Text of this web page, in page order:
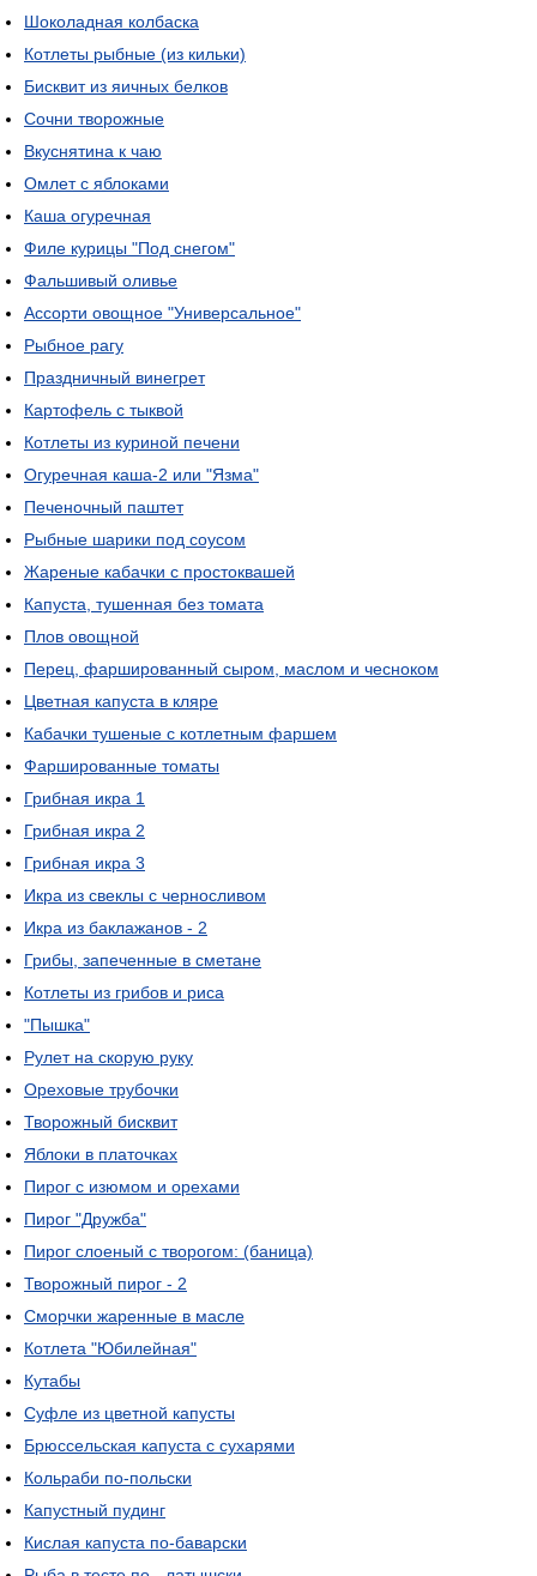
Шоколадная колбаска
Котлеты рыбные (из кильки)
Бисквит из яичных белков
Сочни творожные
Вкуснятина к чаю
Омлет с яблоками
Каша огуречная
Филе курицы "Под снегом"
Фальшивый оливье
Ассорти овощное "Универсальное"
Рыбное рагу
Праздничный винегрет
Картофель с тыквой
Котлеты из куриной печени
Огуречная каша-2 или "Язма"
Печеночный паштет
Рыбные шарики под соусом
Жареные кабачки с простоквашей
Капуста, тушенная без томата
Плов овощной
Перец, фаршированный сыром, маслом и чесноком
Цветная капуста в кляре
Кабачки тушеные с котлетным фаршем
Фаршированные томаты
Грибная икра 1
Грибная икра 2
Грибная икра 3
Икра из свеклы с черносливом
Икра из баклажанов - 2
Грибы, запеченные в сметане
Котлеты из грибов и риса
"Пышка"
Рулет на скорую руку
Ореховые трубочки
Творожный бисквит
Яблоки в платочках
Пирог с изюмом и орехами
Пирог "Дружба"
Пирог слоеный с творогом: (баница)
Творожный пирог - 2
Сморчки жаренные в масле
Котлета "Юбилейная"
Кутабы
Суфле из цветной капусты
Брюссельская капуста с сухарями
Кольраби по-польски
Капустный пудинг
Кислая капуста по-баварски